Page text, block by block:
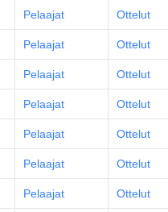
Pelaajat Ottelut
Pelaajat Ottelut
Pelaajat Ottelut
Pelaajat Ottelut
Pelaajat Ottelut
Pelaajat Ottelut
Pelaajat Ottelut